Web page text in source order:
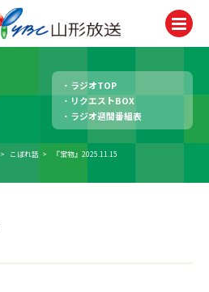
ラジオTOP
リクエストBOX
ラジオ週間番組表
> こぼれ話 > 『宝物』2025.11.15